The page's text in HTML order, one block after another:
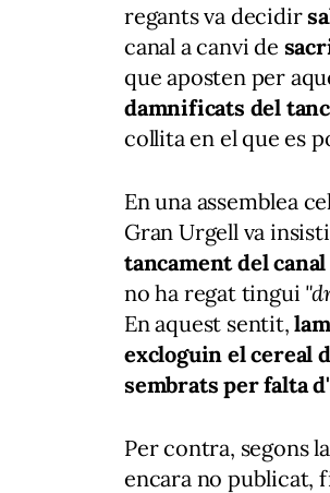
regants va decidir
canal a canvi de
que aposten per
damnificats del
collita en el que es
En una assemblea
Gran Urgell va
tancament del
no ha regat tingui
En aquest sentit,
excloguin el cereal
sembrats per falta
Per contra, segons
encara no publicat,